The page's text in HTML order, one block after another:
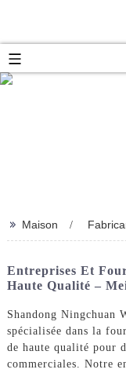
>> Maison
Entreprises Et
Haute Qualité –
Shandong Ningchuan
spécialisée dans la
de haute qualité pour
commerciales. Notre